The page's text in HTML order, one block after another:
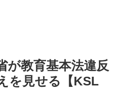
が教育基本法違反
を見せる【KSL